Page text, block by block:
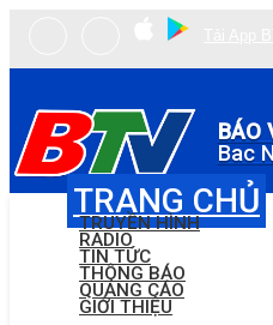
BÁO
Bac
TRANG CHỦ
TRUYỀN HÌNH
RADIO
TIN TỨC
THÔNG BÁO
QUẢNG CÁO
GIỚI THIỆU